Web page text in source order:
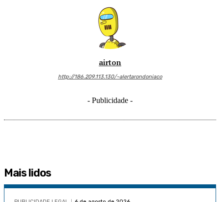
airton
http://186.209.113.130/~alertarondoniaco
- Publicidade -
Mais lidos